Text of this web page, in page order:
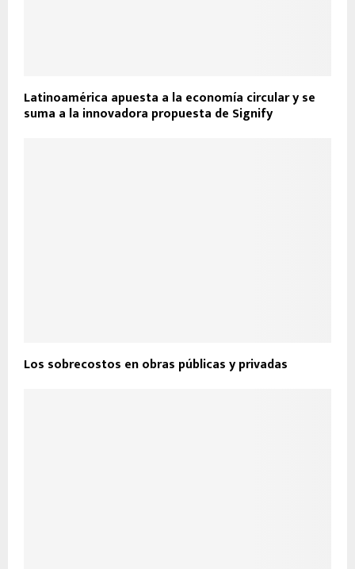
Latinoamérica apuesta a la economía circular y se
suma a la innovadora propuesta de Signify
Los sobrecostos en obras públicas y privadas